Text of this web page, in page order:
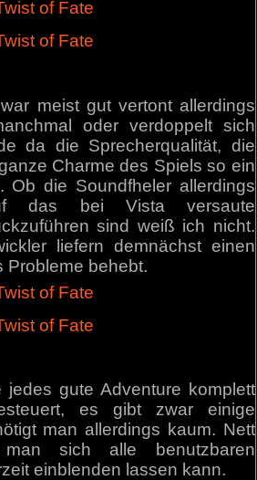
meist gut vertont allerdings
oder verdoppelt sich
da die Sprecherqualität, die
Charme des Spiels so ein
Ob die Soundfheler allerdings
das bei Vista versaute
sind weiß ich nicht.
liefern demnächst einen
Probleme behebt.
gute Adventure komplett
es gibt zwar einige
man allerdings kaum. Nett
sich alle benutzbaren
einblenden lassen kann.